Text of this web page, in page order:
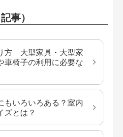
事）
方 大型家具・大型家
車椅子の利用に必要な
もいろいろある？室内
ズとは？